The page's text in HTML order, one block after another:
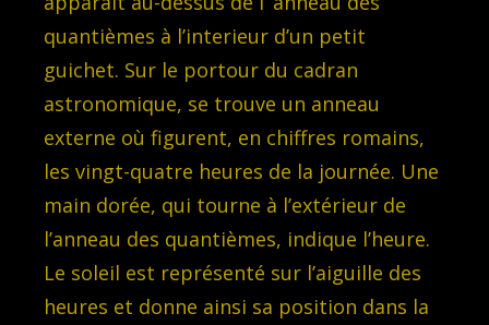
quantièmes à l’interieur d’un petit
guichet. Sur le portour du cadran
astronomique, se trouve un anneau
externe où figurent, en chiffres romains,
les vingt-quatre heures de la journée. Une
main dorée, qui tourne à l’extérieur de
l’anneau des quantièmes, indique l’heure.
Le soleil est représenté sur l’aiguille des
heures et donne ainsi sa position dans la